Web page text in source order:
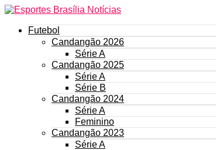
Futebol
Candangão 2026
Série A
Candangão 2025
Série A
Série B
Candangão 2024
Série A
Feminino
Candangão 2023
Série A